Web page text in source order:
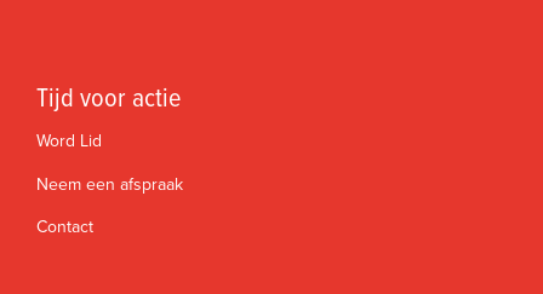
Tijd voor actie
Word Lid
Neem een afspraak
Contact